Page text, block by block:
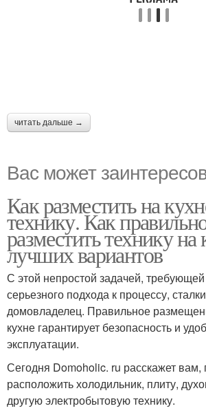
читать дальше →
Вас может
Как разместить на
технику. Как
разместить технику на
лучших вариантов
С этой непростой задачей,
серьезного подхода к процессу,
домовладелец. Правильное
кухне гарантирует безопасность и
эксплуатации.
Сегодня Domoholic. ru расскажет вам,
расположить холодильник, плиту,
другую электробытовую технику.